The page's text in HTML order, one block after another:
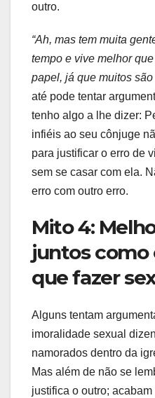
outro.
“Ah, mas tem muita
tempo e vive melhor
papel, já que muitos
até pode tentar
tenho algo a lhe dizer:
infiéis ao seu cônjuge
para justificar o erro de
sem se casar com ela.
erro com outro erro.
Mito 4:
juntos como
que fazer
Alguns tentam
imoralidade sexual
namorados dentro da
Mas além de não se
justifica o outro;